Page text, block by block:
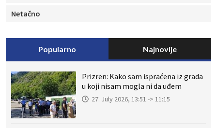
Netačno
Popularno Najnovije
Prizren: Kako sam ispraćena iz grada
u koji nisam mogla ni da uđem
27. July 2026, 13:51 -> 11:15